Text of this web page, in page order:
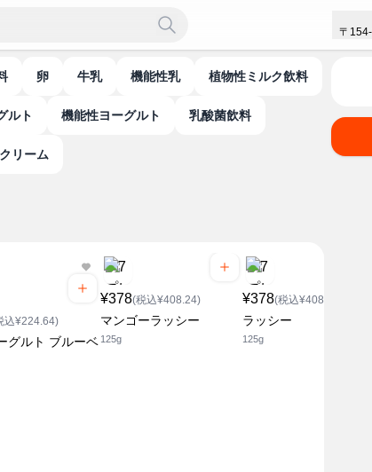
〒
卵 牛乳 機能性乳 植物性ミルク飲料
ルト 機能性ヨーグルト 乳酸菌飲料
生クリーム
込¥224.64)
グルト ブルーベ
¥378(税込¥408.24)
マンゴーラッシー
125g
¥378(税込¥408.24)
ラッシー
125g